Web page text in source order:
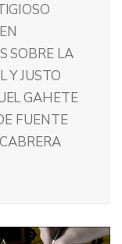
SOBRE LA
Y JUSTO
GAHETE
FUENTE